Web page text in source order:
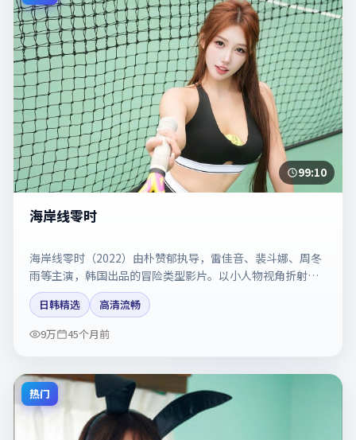
99:10
海岸线零时
海岸线零时（2022）由朴赞郁执导，雷佳音、裴斗娜、周冬
雨等主演，韩国出品的冒险类型影片。以小人物视角折射时
代切片。剧情简介与主创信息可供检索参考，上映日期以片
方资料为准。
日韩精选
高清流畅
9万
45个月前
热门